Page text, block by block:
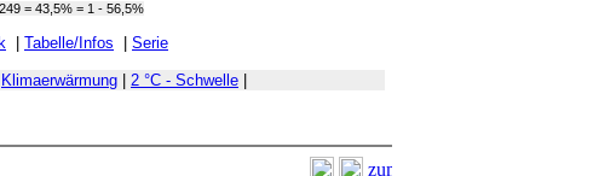
= 43,5% = 1 - 56,5%
Tabelle/Infos Serie
Klimaerwärmung 2 °C - Schwelle